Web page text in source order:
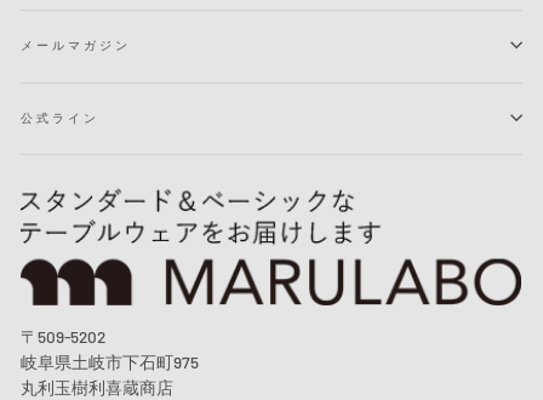
メールマガジン
公式ライン
〒509-5202
岐阜県土岐市下石町975
丸利玉樹利喜蔵商店